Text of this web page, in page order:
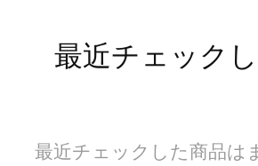
最近チェック
最近チェックした商品は